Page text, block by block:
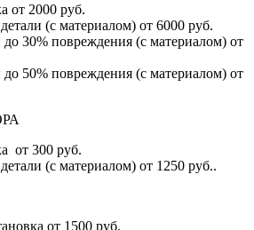
от 2000 руб.
(с материалом) от 6000 руб.
до 30% повреждения (с материалом) от
до 50% повреждения (с материалом) от
от 300 руб.
(с материалом) от 1250 руб..
от 1500 руб.